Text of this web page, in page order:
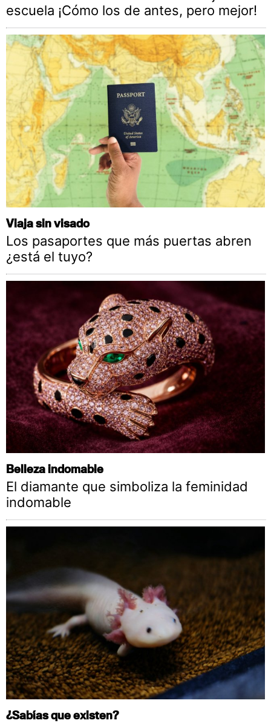
escuela ¡Cómo los de antes, pero mejor!
Viaja sin visado
Los pasaportes que más puertas abren
¿está el tuyo?
Belleza indomable
El diamante que simboliza la feminidad
indomable
¿Sabías que existen?